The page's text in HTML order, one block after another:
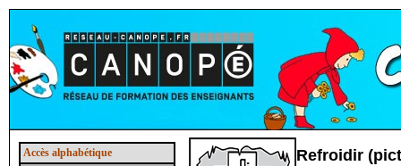
Accès alphabétique
Refroidir